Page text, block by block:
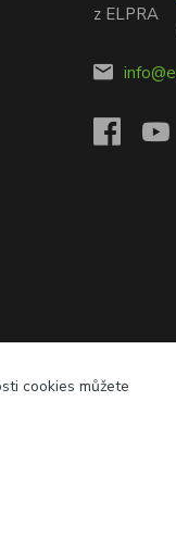
cookies můžete